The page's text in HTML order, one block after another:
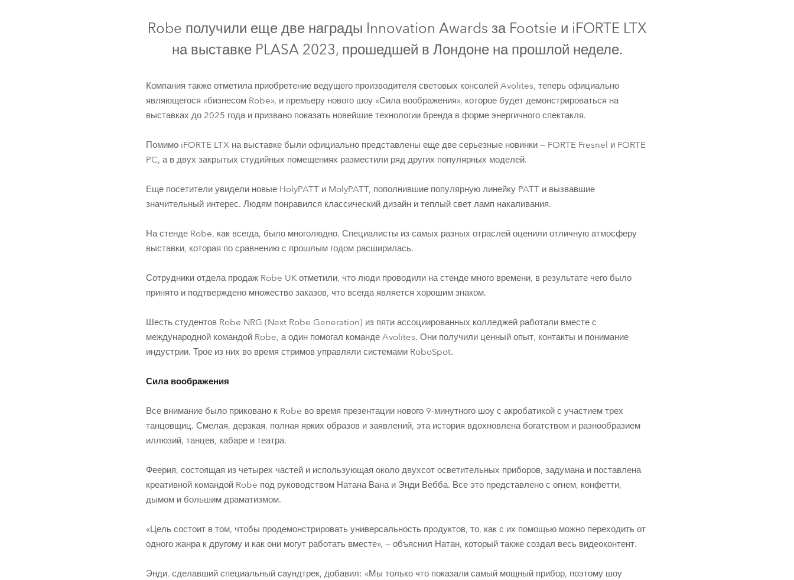
Robe Maritime
Торговые представители
Развитие бизнеса
iFORTE® LTX WB iFORTE® LTX FS FORTE® Fresnel FORTE® PC
Robe получили еще две награды Innovation Awards за Footsie и iFORTE LTX
на выставке PLASA 2023, прошедшей в Лондоне на прошлой неделе.
Компания также отметила приобретение ведущего производителя световых консолей Avolites, теперь официально
являющегося «бизнесом Robe», и премьеру нового шоу «Сила воображения», которое будет демонстрироваться на
выставках до 2025 года и призвано показать новейшие технологии бренда в форме энергичного спектакля.
Помимо iFORTE LTX на выставке были официально представлены еще две серьезные новинки — FORTE Fresnel и FORTE
PC, а в двух закрытых студийных помещениях разместили ряд других популярных моделей.
Еще посетители увидели новые HolyPATT и MolyPATT, пополнившие популярную линейку PATT и вызвавшие
значительный интерес. Людям понравился классический дизайн и теплый свет ламп накаливания.
На стенде Robe, как всегда, было многолюдно. Специалисты из самых разных отраслей оценили отличную атмосферу
выставки, которая по сравнению с прошлым годом расширилась.
Сотрудники отдела продаж Robe UK отметили, что люди проводили на стенде много времени, в результате чего было
принято и подтверждено множество заказов, что всегда является хорошим знаком.
Шесть студентов Robe NRG (Next Robe Generation) из пяти ассоциированных колледжей работали вместе с
международной командой Robe, а один помогал команде Avolites. Они получили ценный опыт, контакты и понимание
индустрии. Трое из них во время стримов управляли системами RoboSpot.
Сила воображения
Все внимание было приковано к Robe во время презентации нового 9-минутного шоу с акробатикой с участием трех
танцовщиц. Смелая, дерзкая, полная ярких образов и заявлений, эта история вдохновлена богатством и разнообразием
иллюзий, танцев, кабаре и театра.
Феерия, состоящая из четырех частей и использующая около двухсот осветительных приборов, задумана и поставлена
креативной командой Robe под руководством Натана Вана и Энди Вебба. Все это представлено с огнем, конфетти,
дымом и большим драматизмом.
«Цель состоит в том, чтобы продемонстрировать универсальность продуктов, то, как с их помощью можно переходить от
одного жанра к другому и как они могут работать вместе», — объяснил Натан, который также создал весь видеоконтент.
Энди, сделавший специальный саундтрек, добавил: «Мы только что показали самый мощный прибор, поэтому шоу